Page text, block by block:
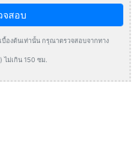
จสอบ
องต้นเท่านั้น กรุณาตรวจสอบจากทาง
ไม่เกิน 150 ซม.